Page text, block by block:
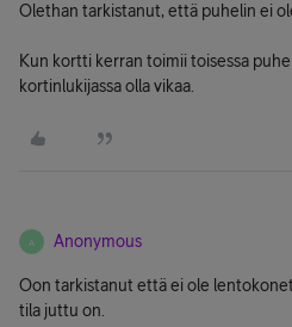
Olethan tarkistanut, että puhelin ei
Kun kortti kerran toimii toisessa
kortinlukijassa olla vikaa.
A Anonymous
Oon tarkistanut että ei ole
tila juttu on.